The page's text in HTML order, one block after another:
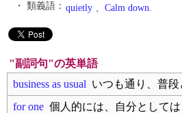
・ 類義語： quietly 、 Calm down.
"副詞句"の英単語
business as usual いつも通り、普段
for one 個人的には、自分として